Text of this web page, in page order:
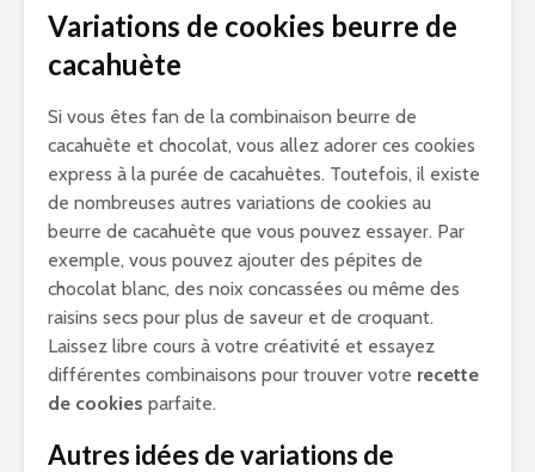
Variations de cookies beurre de
cacahuète
Si vous êtes fan de la combinaison beurre de
cacahuète et chocolat, vous allez adorer ces cookies
express à la purée de cacahuètes. Toutefois, il existe
de nombreuses autres variations de cookies au
beurre de cacahuète que vous pouvez essayer. Par
exemple, vous pouvez ajouter des pépites de
chocolat blanc, des noix concassées ou même des
raisins secs pour plus de saveur et de croquant.
Laissez libre cours à votre créativité et essayez
différentes combinaisons pour trouver votre recette
de cookies parfaite.
Autres idées de variations de